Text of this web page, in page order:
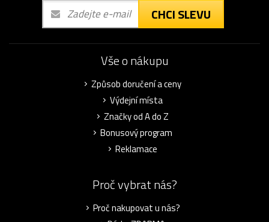
CHCI SLEVU
Vše o nákupu
Způsob doručení a ceny
Výdejní místa
Značky od A do Z
Bonusový program
Reklamace
Proč vybrat nás?
Proč nakupovat u nás?